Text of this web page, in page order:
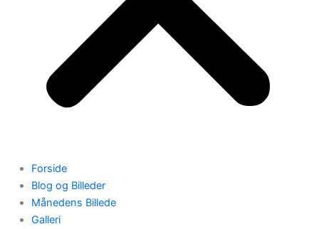
Forside
Blog og Billeder
Månedens Billede
Galleri